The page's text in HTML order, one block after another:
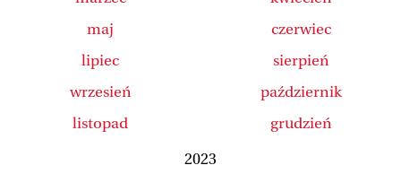
maj
czerwiec
lipiec
sierpień
wrzesień
październik
listopad
grudzień
2023